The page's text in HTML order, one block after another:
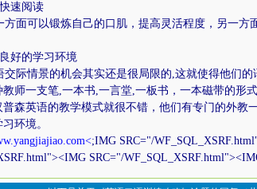
速阅读
以锻炼自己的口肌，提高灵活程度，另一方面
的学习环境
景的机会其实还是很局限的,这就使得他们的
师一支笔,一本书,一言堂,一板书，一本磁带的形
森英语的教学模式就很不错，他们有专门的外教
环境。
;IMG SRC="/
SRC="/